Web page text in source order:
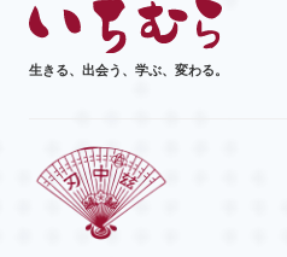
生きる、出会う、学ぶ、変わる。